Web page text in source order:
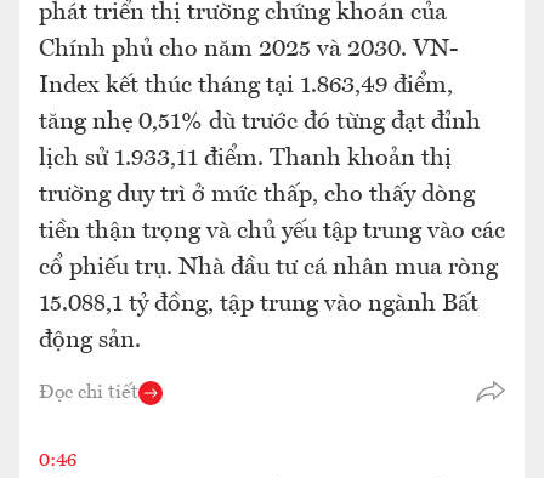
phát triển thị trường chứng khoán của
Chính phủ cho năm 2025 và 2030. VN-
Index kết thúc tháng tại 1.863,49 điểm,
tăng nhẹ 0,51% dù trước đó từng đạt đỉnh
lịch sử 1.933,11 điểm. Thanh khoản thị
trường duy trì ở mức thấp, cho thấy dòng
tiền thận trọng và chủ yếu tập trung vào các
cổ phiếu trụ. Nhà đầu tư cá nhân mua ròng
15.088,1 tỷ đồng, tập trung vào ngành Bất
động sản.
Đọc chi tiết
0:46